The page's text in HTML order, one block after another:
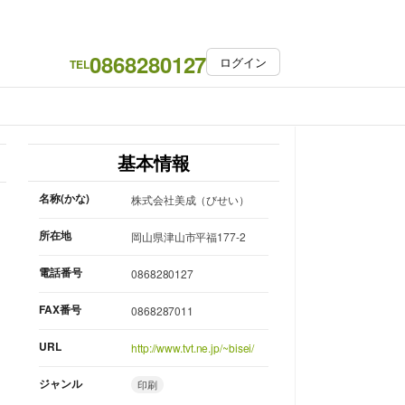
TEL0868280127 ログイン
基本情報
名称(かな) 株式会社美成（びせい）
所在地 岡山県津山市平福177-2
電話番号 0868280127
FAX番号 0868287011
URL http://www.tvt.ne.jp/~bisei/
ジャンル 印刷